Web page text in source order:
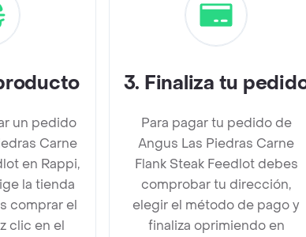
un pedido
Carne
en Rappi,
la tienda
comprar el
clic en el
3. Finaliza tu
Para pagar tu pedido de
Angus Las Piedras Carne
Flank Steak Feedlot debes
comprobar tu dirección,
elegir el método de pago y
finaliza oprimiendo en